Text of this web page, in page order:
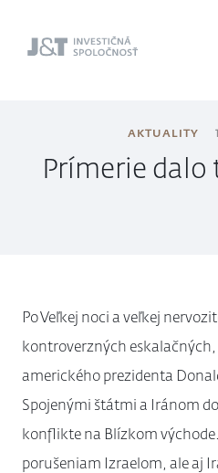
J&T Investičná
AKTUALITY
Prímerie dalo
Po Veľkej noci a veľkej
kontroverzných
amerického prezidenta
Spojenými štátmi a Iránom
konflikte na Blízkom
porušeniam Izraelom, ale aj